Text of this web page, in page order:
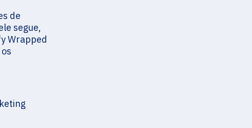
de
segue,
Wrapped